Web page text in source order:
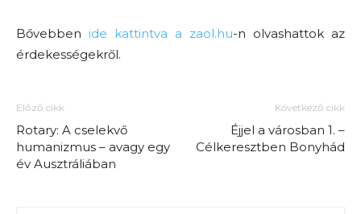
Bővebben ide kattintva a zaol.hu-n olvashattok az
érdekességekről.
Előző cikk
Rotary: A cselekvő
humanizmus – avagy egy
év Ausztráliában
Következő cikk
Éjjel a városban 1. –
Célkeresztben Bonyhád